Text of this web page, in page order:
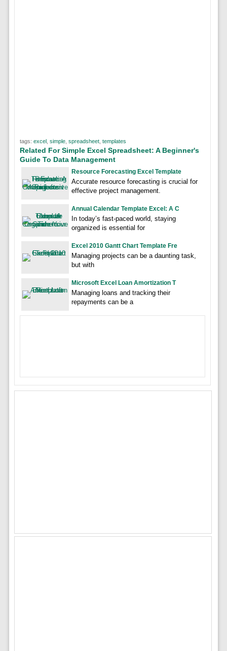
tags: excel, simple, spreadsheet, templates
Related For Simple Excel Spreadsheet: A Beginner's
Guide To Data Management
Resource Forecasting Excel Template
Accurate resource forecasting is crucial for
effective project management.
Annual Calendar Template Excel: A C
In today’s fast-paced world, staying
organized is essential for
Excel 2010 Gantt Chart Template Fre
Managing projects can be a daunting task,
but with
Microsoft Excel Loan Amortization T
Managing loans and tracking their
repayments can be a